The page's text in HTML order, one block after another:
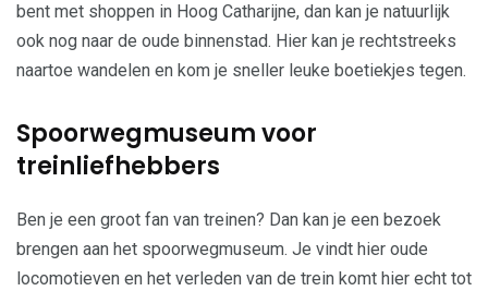
bent met shoppen in Hoog Catharijne, dan kan je natuurlijk
ook nog naar de oude binnenstad. Hier kan je rechtstreeks
naartoe wandelen en kom je sneller leuke boetiekjes tegen.
Spoorwegmuseum voor
treinliefhebbers
Ben je een groot fan van treinen? Dan kan je een bezoek
brengen aan het spoorwegmuseum. Je vindt hier oude
locomotieven en het verleden van de trein komt hier echt tot